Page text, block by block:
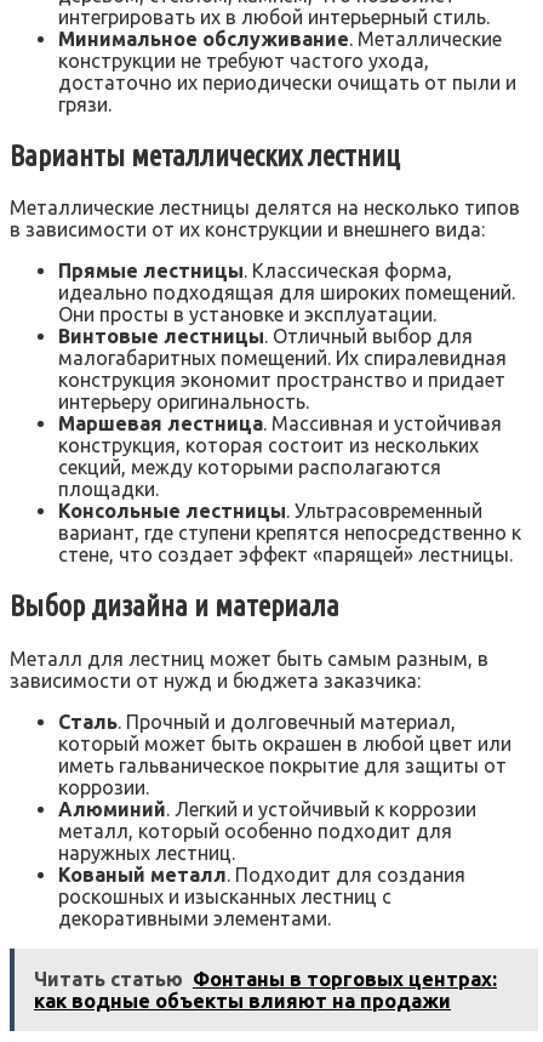
интегрировать их в любой интерьерный стиль.
Минимальное обслуживание. Металлические
конструкции не требуют частого ухода,
достаточно их периодически очищать от пыли и
грязи.
Варианты металлических лестниц
Металлические лестницы делятся на несколько типов
в зависимости от их конструкции и внешнего вида:
Прямые лестницы. Классическая форма,
идеально подходящая для широких помещений.
Они просты в установке и эксплуатации.
Винтовые лестницы. Отличный выбор для
малогабаритных помещений. Их спиралевидная
конструкция экономит пространство и придает
интерьеру оригинальность.
Маршевая лестница. Массивная и устойчивая
конструкция, которая состоит из нескольких
секций, между которыми располагаются
площадки.
Консольные лестницы. Ультрасовременный
вариант, где ступени крепятся непосредственно к
стене, что создает эффект «парящей» лестницы.
Выбор дизайна и материала
Металл для лестниц может быть самым разным, в
зависимости от нужд и бюджета заказчика:
Сталь. Прочный и долговечный материал,
который может быть окрашен в любой цвет или
иметь гальваническое покрытие для защиты от
коррозии.
Алюминий. Легкий и устойчивый к коррозии
металл, который особенно подходит для
наружных лестниц.
Кованый металл. Подходит для создания
роскошных и изысканных лестниц с
декоративными элементами.
Читать статью Фонтаны в торговых центрах:
как водные объекты влияют на продажи